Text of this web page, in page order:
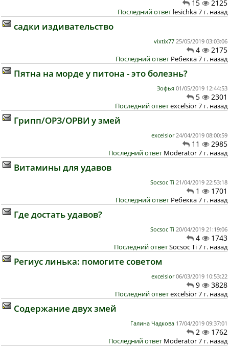
15 2125
Последний ответ lesichka 7 г. назад
садки издивательство
vixtix77 25/05/2019 03:03:06
4 2175
Последний ответ Ребекка 7 г. назад
Пятна на морде у питона - это болезнь?
Зофья 01/05/2019 12:44:53
5 2301
Последний ответexcelsior 7 г. назад
Грипп/ОРЗ/ОРВИ у змей
excelsior 24/04/2019 08:00:59
11 2985
Последний ответ Moderator 7 г. назад
Витамины для удавов
Socsoc Ti 21/04/2019 22:53:18
1 1701
Последний ответ Ребекка 7 г. назад
Где достать удавов?
Socsoc Ti 20/04/2019 21:19:06
4 1743
Последний ответSocsoc Ti 7 г. назад
Региус линька: помогите советом
excelsior 06/03/2019 10:53:22
9 3828
Последний ответexcelsior 7 г. назад
Содержание двух змей
Галина Чадкова 17/04/2019 09:37:01
2 1762
Последний ответ Moderator 7 г. назад